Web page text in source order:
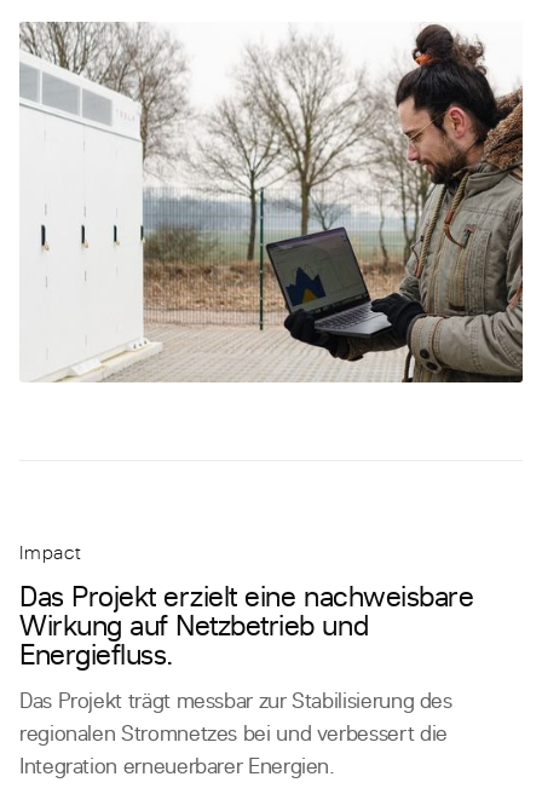
Impact
Das Projekt erzielt eine nachweisbare
Wirkung auf Netzbetrieb und
Energiefluss.
Das Projekt trägt messbar zur Stabilisierung des
regionalen Stromnetzes bei und verbessert die
Integration erneuerbarer Energien.